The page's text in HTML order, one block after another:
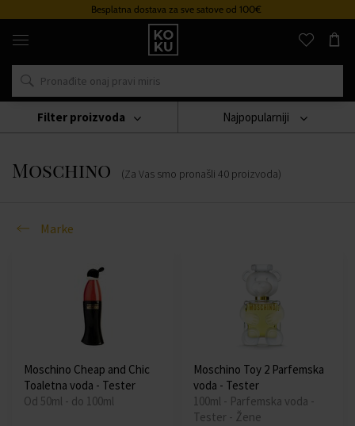
Besplatna dostava za sve satove od 100€
Originalni
parfemi
satovi
na
mjestu
Marke
Moschino
Moschino (Za Vas smo pronašli 40 proizvoda)
Najpopularniji
Marke
Filter proizvoda
Moschino Cheap and Chic
Toaletna voda - Tester
Od 50ml - do 100ml
Moschino Toy 2 Parfemska
voda - Tester
100ml - Parfemska voda -
Tester - Žene